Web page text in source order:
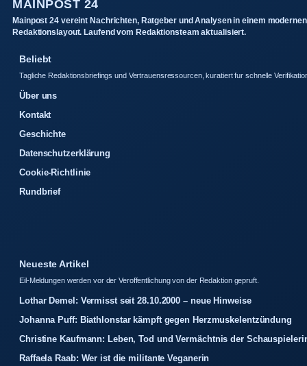
MAINPOST 24
Mainpost 24 vereint Nachrichten, Ratgeber und Analysen in einem modernen
Redaktionslayout. Laufend vom Redaktionsteam aktualisiert.
Beliebt
Tagliche Redaktionsbriefings und Vertrauensressourcen, kuratiert fur schnelle
Über uns
Kontakt
Geschichte
Datenschutzerklärung
Cookie-Richtlinie
Rundbrief
Neueste Artikel
Eil-Meldungen werden vor der Veroffentlichung von der Redaktion gepruft.
Lothar Demel: Vermisst seit 28.10.2000 – neue Hinweise
Johanna Puff: Biathlonstar kämpft gegen Herzmuskelentzündung
Christine Kaufmann: Leben, Tod und Vermächtnis der
Raffaela Raab: Wer ist die militante Veganerin